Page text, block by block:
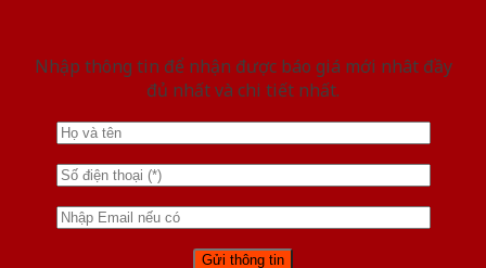
Nhập thông tin để nhận được báo giá mới nhât đầy
đủ nhất và chi tiết nhất.